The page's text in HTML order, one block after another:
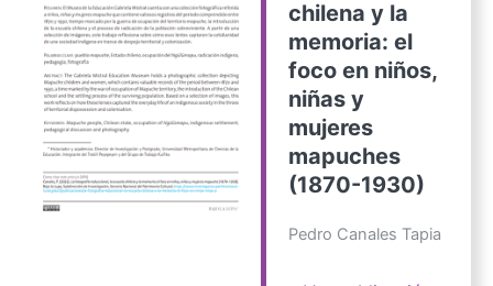
chilena y la
memoria: el
foco en niños,
niñas y
mujeres
mapuches
(1870-1930)
Pedro Canales Tapia